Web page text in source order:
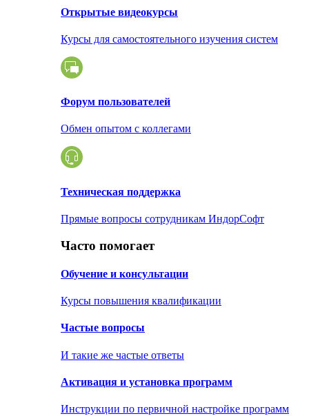
Открытые видеокурсы
Курсы для самостоятельного изучения систем
Форум пользователей
Обмен опытом с коллегами
Техническая поддержка
Прямые вопросы сотрудникам ИндорСофт
Часто помогает
Обучение и консультации
Курсы повышения квалификации
Частые вопросы
И такие же частые ответы
Активация и установка программ
Инструкции по первичной настройке программ